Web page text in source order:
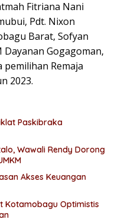
Fitriana Nani
Pdt. Nixon
Barat, Sofyan
Dayanan Gogagoman,
Remaja
2023.
Paskibraka
Wawali Rendy Dorong
Akses Keuangan
Kotamobagu Optimistis